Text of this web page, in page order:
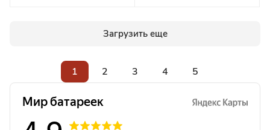
Загрузить еще
1 2 3 4 5